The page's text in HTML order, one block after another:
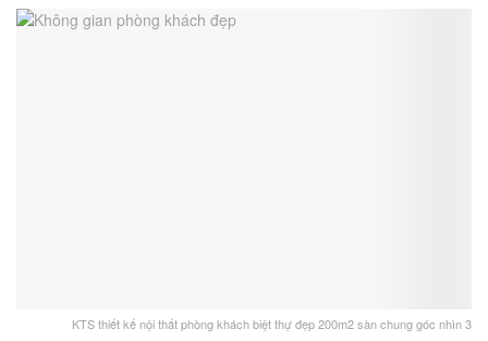
KTS thiết kế nội thất phòng khách biệt thự đẹp 200m2 sàn chung góc nhìn 3